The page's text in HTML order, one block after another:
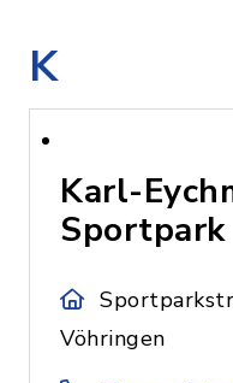
K
Karl-
Sportpark
Vöhringen